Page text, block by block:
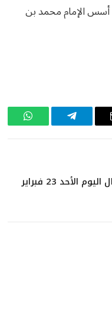
أسس الإمام محمد بن
تيلقرام واتساب
أسعار العملات مقابل الريال اليوم الأحد 23 فبراير